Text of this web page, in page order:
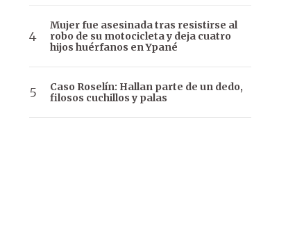
Mujer fue asesinada tras resistirse al
robo de su motocicleta y deja cuatro
hijos huérfanos en Ypané
Caso Roselín: Hallan parte de un dedo,
filosos cuchillos y palas